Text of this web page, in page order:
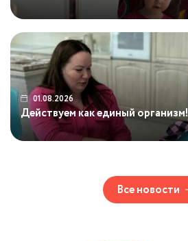
01.08.2026
Действуем как единый организм!
...
Все новости